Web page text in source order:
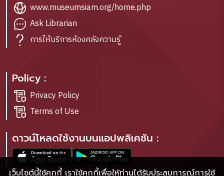
เว็บไซต์นี้ใช้คุกกี้ เราใช้คุกกี้เพื่อให้ท่านได้รับประสบการณ์การใช้
www.museumsiam.org/home.php
Ask Librarian
การให้บริการห้องคลังความรู้
Policy :
Privacy Policy
Terms of Use
ดาวน์โหลดใช้งานบนแอปพลิเคชัน :